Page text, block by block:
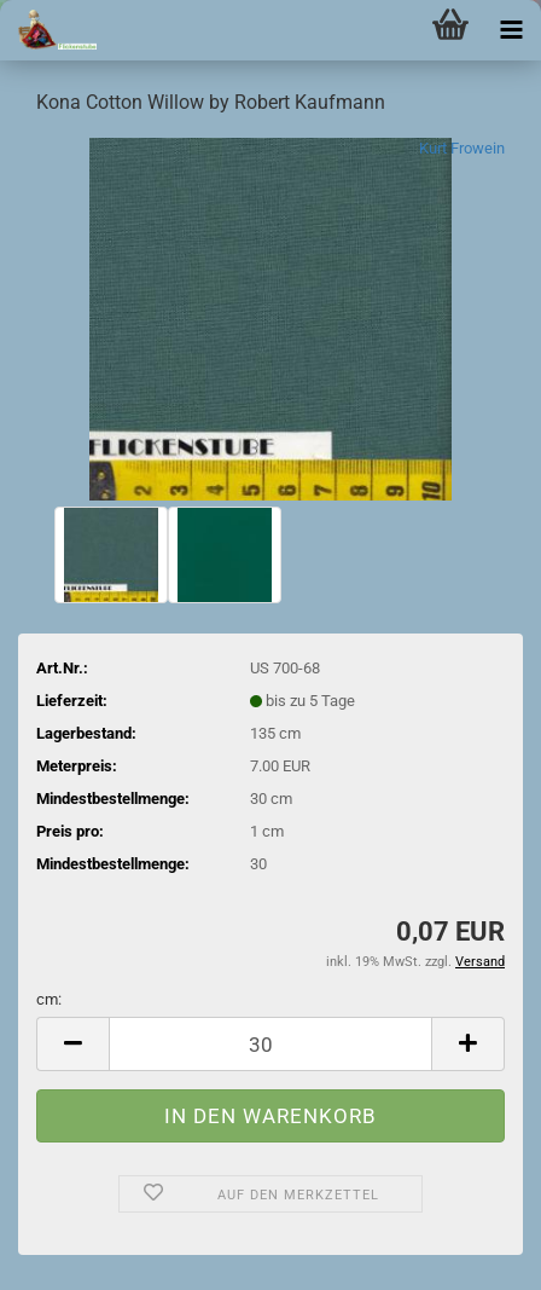
Kona Cotton Willow by Robert Kaufmann
Kurt Frowein
Art.Nr.:
US 700-68
Lieferzeit:
bis zu 5 Tage
Lagerbestand:
135 cm
Meterpreis:
7.00 EUR
Mindestbestellmenge:
30 cm
Preis pro:
1 cm
Mindestbestellmenge:
30
0,07 EUR
inkl. 19% MwSt. zzgl. Versand
cm:
AUF DEN MERKZETTEL